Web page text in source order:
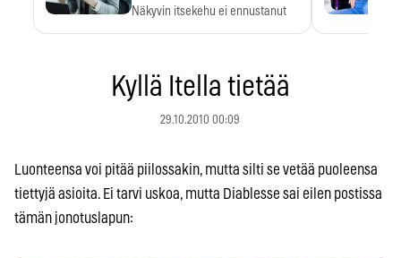
Näkyvin itsekehu ei ennustanut
Kyllä Itella tietää
29.10.2010 00:09
Luonteensa voi pitää piilossakin, mutta silti se vetää puoleensa
tiettyjä asioita. Ei tarvi uskoa, mutta Diablesse sai eilen postissa
tämän jonotuslapun: